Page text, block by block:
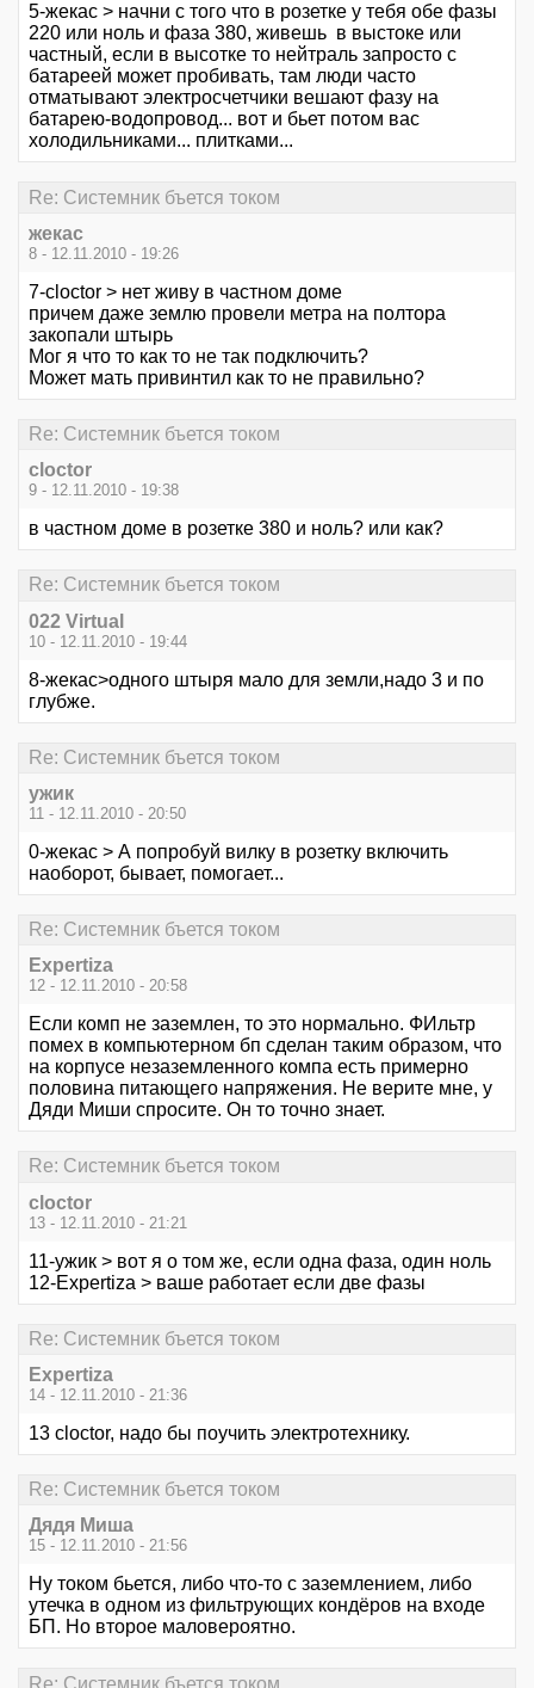
5-жекас > начни с того что в розетке у тебя обе фазы
220 или ноль и фаза 380, живешь в выстоке или
частный, если в высотке то нейтраль запросто с
батареей может пробивать, там люди часто
отматывают электросчетчики вешают фазу на
батарею-водопровод... вот и бьет потом вас
холодильниками... плитками...
Re: Системник бъется током
жекас
8 - 12.11.2010 - 19:26
7-cloctor > нет живу в частном доме
причем даже землю провели метра на полтора
закопали штырь
Мог я что то как то не так подключить?
Может мать привинтил как то не правильно?
Re: Системник бъется током
cloctor
9 - 12.11.2010 - 19:38
в частном доме в розетке 380 и ноль? или как?
Re: Системник бъется током
022 Virtual
10 - 12.11.2010 - 19:44
8-жекас>одного штыря мало для земли,надо 3 и по
глубже.
Re: Системник бъется током
ужик
11 - 12.11.2010 - 20:50
0-жекас > А попробуй вилку в розетку включить
наоборот, бывает, помогает...
Re: Системник бъется током
Expertiza
12 - 12.11.2010 - 20:58
Если комп не заземлен, то это нормально. ФИльтр
помех в компьютерном бп сделан таким образом, что
на корпусе незаземленного компа есть примерно
половина питающего напряжения. Не верите мне, у
Дяди Миши спросите. Он то точно знает.
Re: Системник бъется током
cloctor
13 - 12.11.2010 - 21:21
11-ужик > вот я о том же, если одна фаза, один ноль
12-Expertiza > ваше работает если две фазы
Re: Системник бъется током
Expertiza
14 - 12.11.2010 - 21:36
13 cloctor, надо бы поучить электротехнику.
Re: Системник бъется током
Дядя Миша
15 - 12.11.2010 - 21:56
Ну током бьется, либо что-то с заземлением, либо
утечка в одном из фильтрующих кондёров на входе
БП. Но второе маловероятно.
Re: Системник бъется током